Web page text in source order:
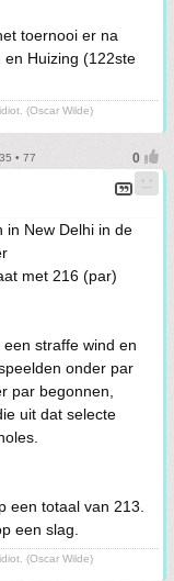
toernooi er na
en Huizing (122ste
(Oscar Wilde)
• 77
in New Delhi in de
met 216 (par)
straffe wind en
onder par
par begonnen,
uit dat selecte
een totaal van 213.
een slag.
(Oscar Wilde)